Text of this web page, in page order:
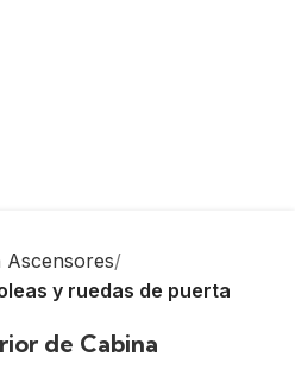
Ascensores
y ruedas de puerta
de Cabina